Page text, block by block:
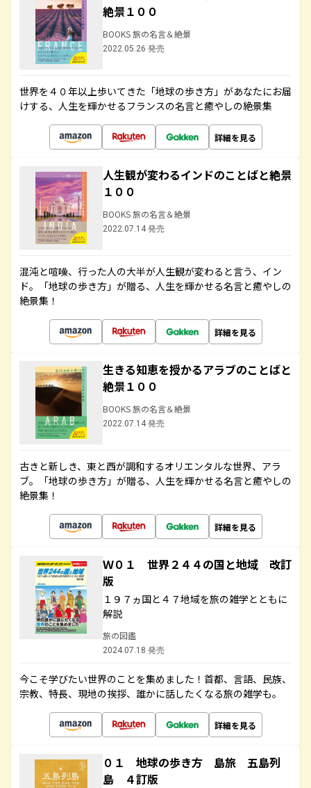
絶景１００
BOOKS 旅の名言＆絶景
2022.05.26 発売
世界を４０年以上歩いてきた「地球の歩き方」があなたにお届
けする、人生を輝かせるフランスの名言と癒やしの絶景集
詳細を見る
人生観が変わるインドのことばと絶景
１００
BOOKS 旅の名言＆絶景
2022.07.14 発売
混沌と喧噪、行った人の大半が人生観が変わると言う、イン
ド。「地球の歩き方」が贈る、人生を輝かせる名言と癒やしの
絶景集！
詳細を見る
生きる知恵を授かるアラブのことばと
絶景１００
BOOKS 旅の名言＆絶景
2022.07.14 発売
古きと新しき、東と西が調和するオリエンタルな世界、アラ
ブ。「地球の歩き方」が贈る、人生を輝かせる名言と癒やしの
絶景集！
詳細を見る
Ｗ０１ 世界２４４の国と地域 改訂
版
１９７ヵ国と４７地域を旅の雑学とともに
解説
旅の図鑑
2024.07.18 発売
今こそ学びたい世界のことを集めました！首都、言語、民族、
宗教、特長、現地の挨拶、誰かに話したくなる旅の雑学も。
詳細を見る
０１ 地球の歩き方 島旅 五島列
島 ４訂版